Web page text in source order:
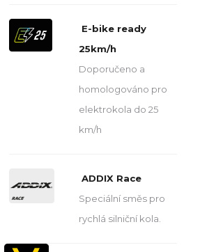
E-bike ready
25km/h
Doporučeno a
homologováno pro
elektrokola do 25
km/h
ADDIX Race
Speciální směs pro
rychlá silniční kola.